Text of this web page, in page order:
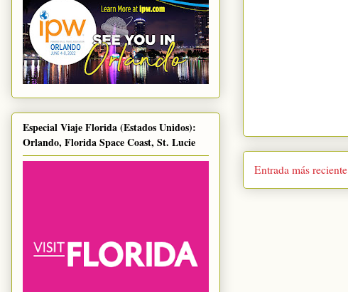
Entrada más reciente
Especial Viaje Florida (Estados Unidos):
Orlando, Florida Space Coast, St. Lucie